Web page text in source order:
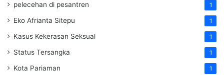
pelecehan di pesantren 1
Eko Afrianta Sitepu 1
Kasus Kekerasan Seksual 1
Status Tersangka 1
Kota Pariaman 1